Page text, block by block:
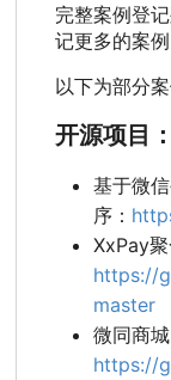
完整案例登
记更多的案例
以下为部分案
开源项目：
基于微
序：
XxPay聚
https://
master
微同商城
https://